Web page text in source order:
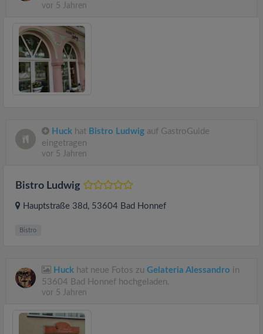
vor 5 Jahren
Huck hat Bistro Ludwig auf GastroGuide
eingetragen
vor 5 Jahren
Bistro Ludwig
Hauptstraße 38d , 53604 Bad Honnef
Bistro
Huck hat neue Fotos zu Gelateria Alessandro in
53604 Bad Honnef hochgeladen.
vor 5 Jahren